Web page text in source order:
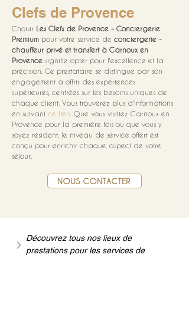
Clefs de Provence
Choisir Les Clefs de Provence - Conciergerie
Premium pour votre service de conciergerie -
chauffeur privé et transfert à Carnoux en
Provence signifie opter pour l'excellence et la
précision. Ce prestataire se distingue par son
engagement à offrir des expériences
supérieures, centrées sur les besoins uniques de
chaque client. Vous trouverez plus d'informations
en suivant ce lien . Que vous visitiez Carnoux en
Provence pour la première fois ou que vous y
soyez résident, le niveau de service offert est
conçu pour enrichir chaque aspect de votre
séjour.
NOUS CONTACTER
Découvrez tous nos lieux de
prestations pour les services de